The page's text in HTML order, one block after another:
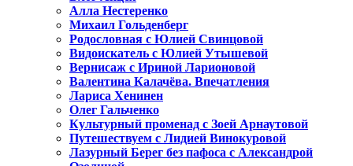
Алла Нестеренко
Михаил Гольденберг
Родословная с Юлией Свинцовой
Видоискатель с Юлией Утышевой
Вернисаж с Ириной Ларионовой
Валентина Калачёва. Впечатления
Лариса Хенинен
Олег Гальченко
Культурный променад с Зоей Арнаутовой
Путешествуем с Лидией Винокуровой
Лазурный Берег без пафоса с Александрой